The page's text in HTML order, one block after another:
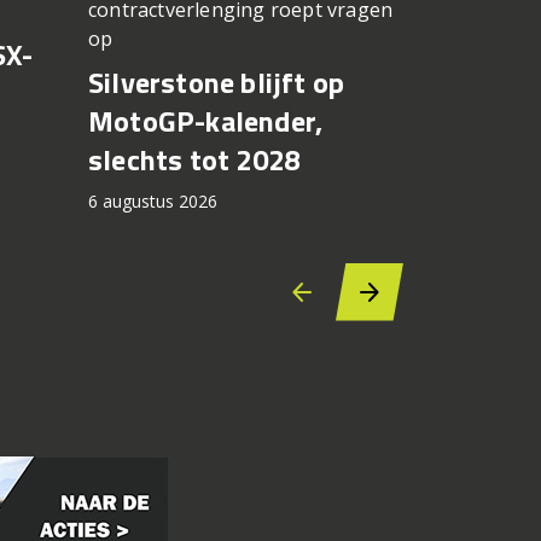
contractverlenging roept vragen
op
Silverstone blijft op
MotoGP-kalender,
slechts tot 2028
6 augustus 2026